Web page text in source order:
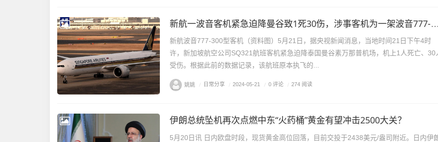
新航一波音客机紧急迫降曼谷致1死30伤，涉事客机为
新航波音777-300型客机（资料图）5月21日，据央视新闻消息，当地时间21日下午4时
许，新加坡航空公司SQ321航班客机紧急迫降泰国曼谷素万那普机场，机上1人死亡、30
受伤。根据此前的数据记录，该航班原本执飞的...
姚姚 / 日常分享 / 2024-05-21 / 0 评论 / 274 阅读
伊朗总统坠机再次点燃中东“火药桶”黄金有望冲击2500大关？
5月20日讯 日内欧盘时段，现货黄金高位回落，目前交投于2438美元/盎司附近。日内伊